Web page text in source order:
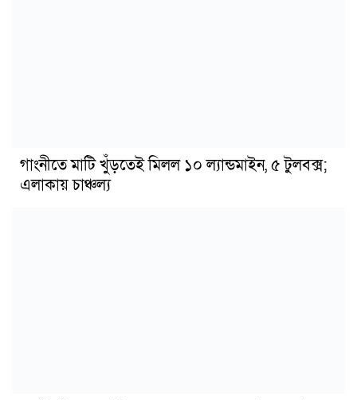
গাংনীতে মাটি খুঁড়তেই মিলল ১০ ল্যান্ডমাইন, ৫ টুলবক্স;
এলাকায় চাঞ্চল্য